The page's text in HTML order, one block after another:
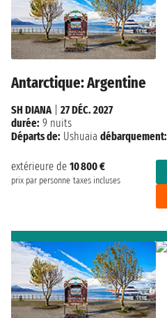
Antarctique: Argentine
extérieure de 10 800 €
prix par personne taxes incluses
SH DIANA| 27 DÉC. 2027
durée: 9 nuits
Départs de: Ushuaia débarquement: